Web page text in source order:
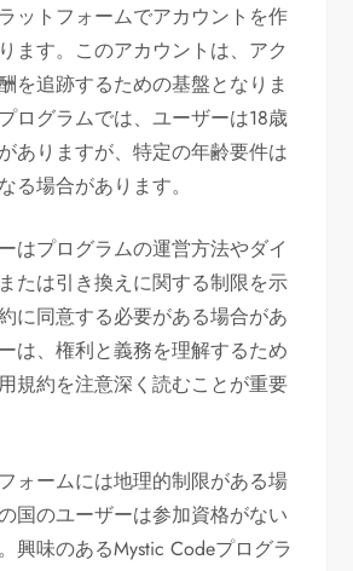
ットフォームでアカウントを作
ます。このアカウントは、アク
を追跡するための基盤となりま
ログラムでは、ユーザーは18歳
ありますが、特定の年齢要件は
る場合があります。
はプログラムの運営方法やダイ
たは引き換えに関する制限を示
に同意する必要がある場合があ
は、権利と義務を理解するため
規約を注意深く読むことが重要
ォームには地理的制限がある場
国のユーザーは参加資格がない
興味のあるMystic Codeプログラ